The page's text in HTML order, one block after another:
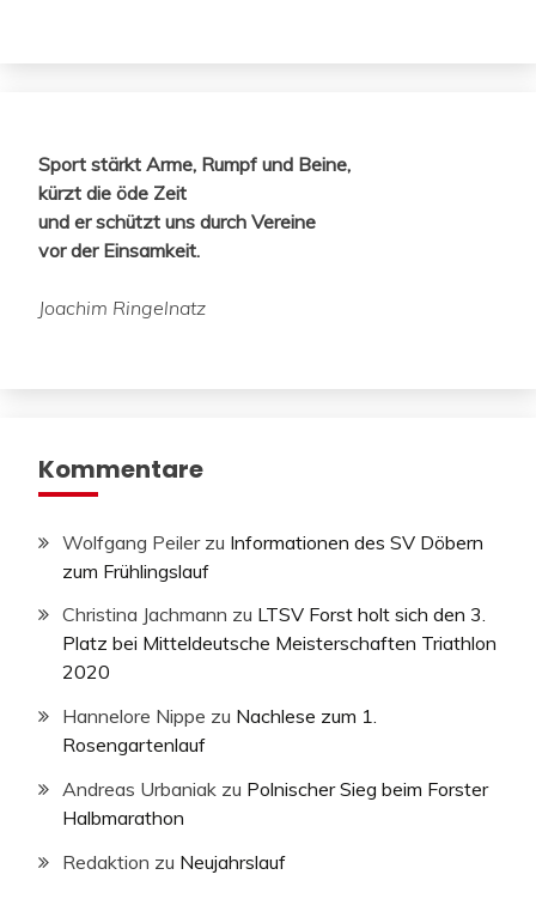
Sport stärkt Arme, Rumpf und Beine,
kürzt die öde Zeit
und er schützt uns durch Vereine
vor der Einsamkeit.
Joachim Ringelnatz
Kommentare
Wolfgang Peilerzu Informationen des SV Döbern
zum Frühlingslauf
Christina Jachmann zu LTSV Forst holt sich den 3.
Platz bei Mitteldeutsche Meisterschaften Triathlon
2020
Hannelore Nippe zu Nachlese zum 1.
Rosengartenlauf
Andreas Urbaniak zu Polnischer Sieg beim Forster
Halbmarathon
Redaktion zu Neujahrslauf